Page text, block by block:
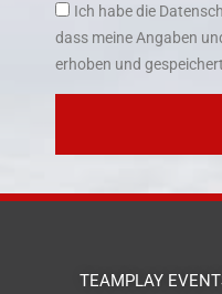
Ich habe die
dass meine Angaben
erhoben und
TEAMPLAY